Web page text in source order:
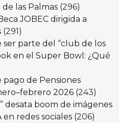
las Palmas (296)
JOBEC dirigida a
(291)
ser parte del “club de los
en el Super Bowl: ¿Qué
de Pensiones
2026 (243)
desata boom de imágenes
en redes sociales (206)